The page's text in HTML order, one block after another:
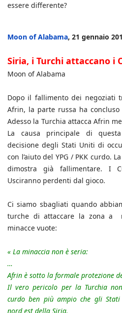
essere differente?
Moon of Alabama, 21 gennaio
Siria, i Turchi attaccano i
Moon of Alabama
Dopo il fallimento dei negoziati
Afrin, la parte russa ha
Adesso la Turchia attacca Afrin
La causa principale di
decisione degli Stati Uniti di
con l’aiuto del YPG / PKK curdo.
dimostra già fallimentare. I
Usciranno perdenti dal gioco.
Ci siamo sbagliati quando
turche di attaccare la zona a
minacce vuote:
« La minaccia non è seria:
…
Afrin è sotto la formale protezione
Il vero pericolo per la Turchia
curdo ben più ampio che gli
nord est della Siria.